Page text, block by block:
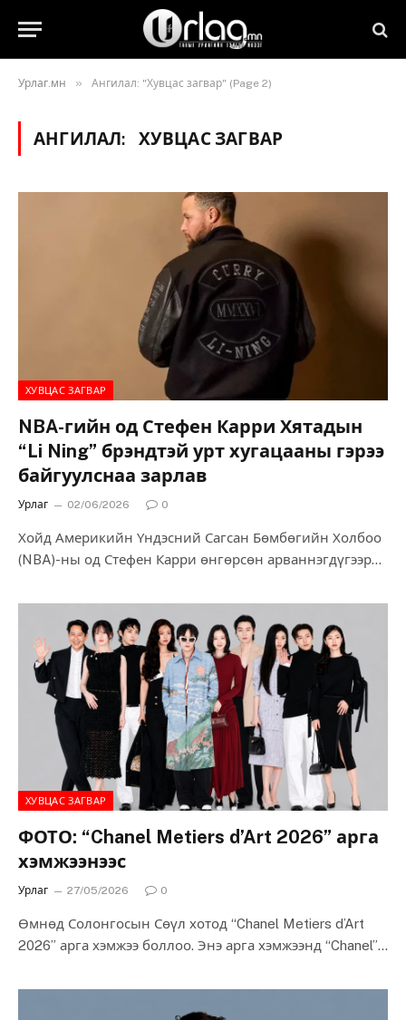
Урлаг.мн » Ангилал: "Хувцас загвар" (Page 2)
АНГИЛАЛ: ХУВЦАС ЗАГВАР
ХУВЦАС ЗАГВАР
NBA-гийн од Стефен Карри Хятадын
“Li Ning” брэндтэй урт хугацааны гэрээ
байгуулснаа зарлав
Урлаг 02/06/2026 0
Хойд Америкийн Үндэсний Сагсан Бөмбөгийн Холбоо
(NBA)-ны од Стефен Карри өнгөрсөн арваннэгдүгээр
брэндтэй байгуулсан гэрээгээ…
ХУВЦАС ЗАГВАР
ФОТО: “Chanel Metiers d’Art 2026” арга
хэмжээнээс
Урлаг 27/05/2026 0
Өмнөд Солонгосын Сөүл хотод “Chanel Metiers d’Art
2026” арга хэмжээ боллоо. Энэ арга хэмжээнд “Chanel”